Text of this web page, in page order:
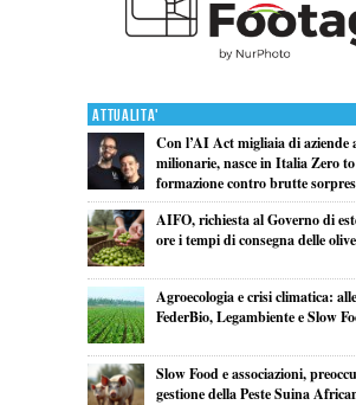
Attualita'
Con l’AI Act migliaia di aziende
milionarie, nasce in Italia Zero
formazione contro brutte
AIFO, richiesta al Governo di
ore i tempi di consegna delle olive
Agroecologia e crisi climatica:
FederBio, Legambiente e Slow
Slow Food e associazioni,
gestione della Peste Suina